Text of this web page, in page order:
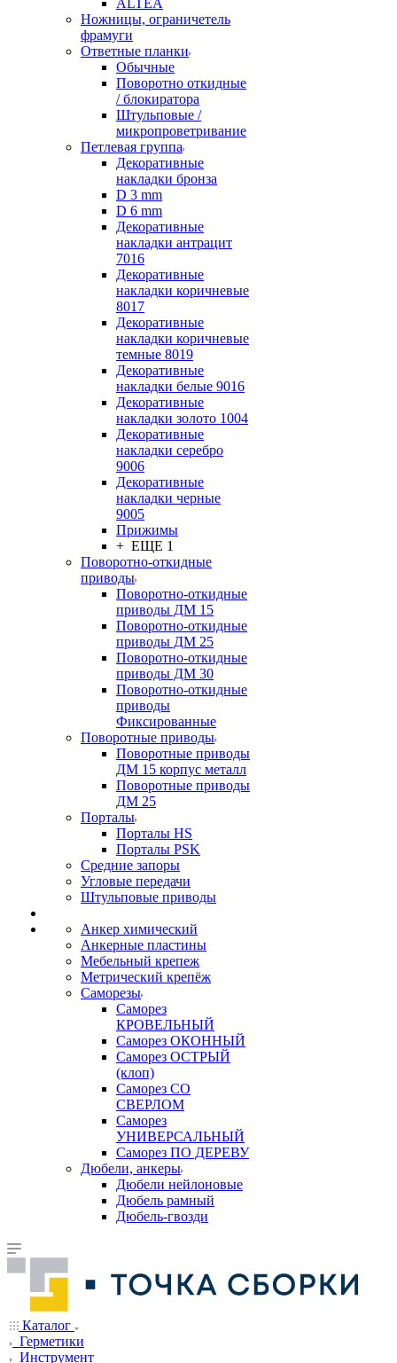
ALTEA
Ножницы, ограничетель
фрамуги
Ответные планки
Обычные
Поворотно откидные
/ блокиратора
Штульповые /
микропроветривание
Петлевая группа
Декоративные
накладки бронза
D 3 mm
D 6 mm
Декоративные
накладки антрацит
7016
Декоративные
накладки коричневые
8017
Декоративные
накладки коричневые
темные 8019
Декоративные
накладки белые 9016
Декоративные
накладки золото 1004
Декоративные
накладки серебро
9006
Декоративные
накладки черные
9005
Прижимы
+ ЕЩЕ 1
Поворотно-откидные
приводы
Поворотно-откидные
приводы ДМ 15
Поворотно-откидные
приводы ДМ 25
Поворотно-откидные
приводы ДМ 30
Поворотно-откидные
приводы
Фиксированные
Поворотные приводы
Поворотные приводы
ДМ 15 корпус металл
Поворотные приводы
ДМ 25
Порталы
Порталы HS
Порталы PSK
Средние запоры
Угловые передачи
Штульповые приводы
Анкер химический
Анкерные пластины
Мебельный крепеж
Метрический крепёж
Саморезы
Саморез
КРОВЕЛЬНЫЙ
Саморез ОКОННЫЙ
Саморез ОСТРЫЙ
(клоп)
Саморез СО
СВЕРЛОМ
Саморез
УНИВЕРСАЛЬНЫЙ
Саморез ПО ДЕРЕВУ
Дюбели, анкеры
Дюбели нейлоновые
Дюбель рамный
Дюбель-гвозди
Каталог
Герметики
Инструмент